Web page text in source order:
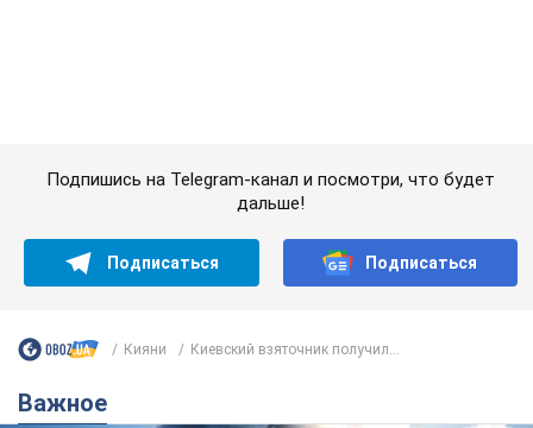
Москва может превратиться в "остров" и погрузиться в
темноту, спрогнозировал военный эксперт
5.08.2026 16:00 59,3 т.
доллара: украинцам рассказали,
чего ожидать
Каким будет курс валюты в обменниках